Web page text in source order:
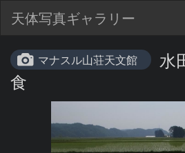
天体写真ギャラリー
マナスル山荘天文館
水
食